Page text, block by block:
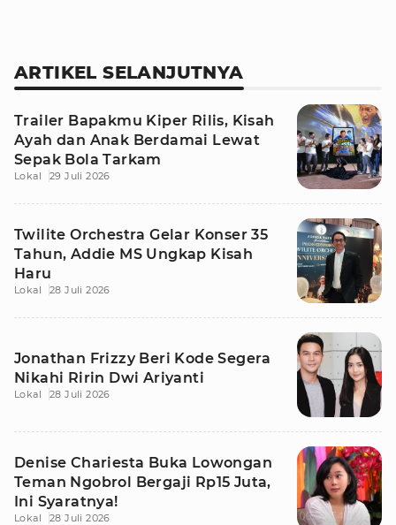
ARTIKEL SELANJUTNYA
Trailer Bapakmu Kiper Rilis, Kisah
Ayah dan Anak Berdamai Lewat
Sepak Bola Tarkam
Lokal 29 Juli 2026
Twilite Orchestra Gelar Konser 35
Tahun, Addie MS Ungkap Kisah
Haru
Lokal 28 Juli 2026
Jonathan Frizzy Beri Kode Segera
Nikahi Ririn Dwi Ariyanti
Lokal 28 Juli 2026
Denise Chariesta Buka Lowongan
Teman Ngobrol Bergaji Rp15 Juta,
Ini Syaratnya!
Lokal 28 Juli 2026